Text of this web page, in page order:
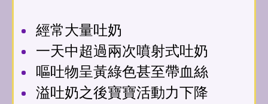
經常大量吐奶
一天中超過兩次噴射式吐奶
嘔吐物呈黃綠色甚至帶血絲
溢吐奶之後寶寶活動力下降